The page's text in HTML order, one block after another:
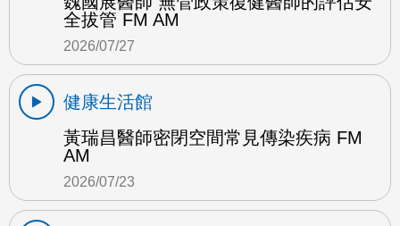
全拔管 FM AM
2026/07/27
健康生活館
黃瑞昌醫師密閉空間常見傳染疾病 FM
AM
2026/07/23